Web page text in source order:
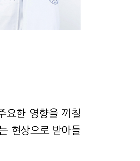
요한 영향을 끼칠
현상으로 받아들